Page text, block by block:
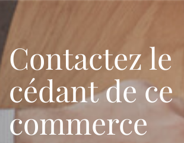
Contactez le
cédant de ce
commerce